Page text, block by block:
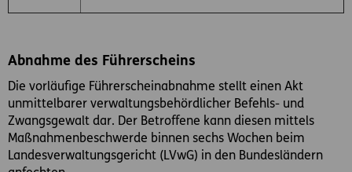
Abnahme des Führerscheins
Die vorläufige Führerscheinabnahme stellt einen Akt
unmittelbarer verwaltungsbehördlicher Befehls- und
Zwangsgewalt dar. Der Betroffene kann diesen mittels
Maßnahmenbeschwerde binnen sechs Wochen beim
Landesverwaltungsgericht (LVwG) in den Bundesländern